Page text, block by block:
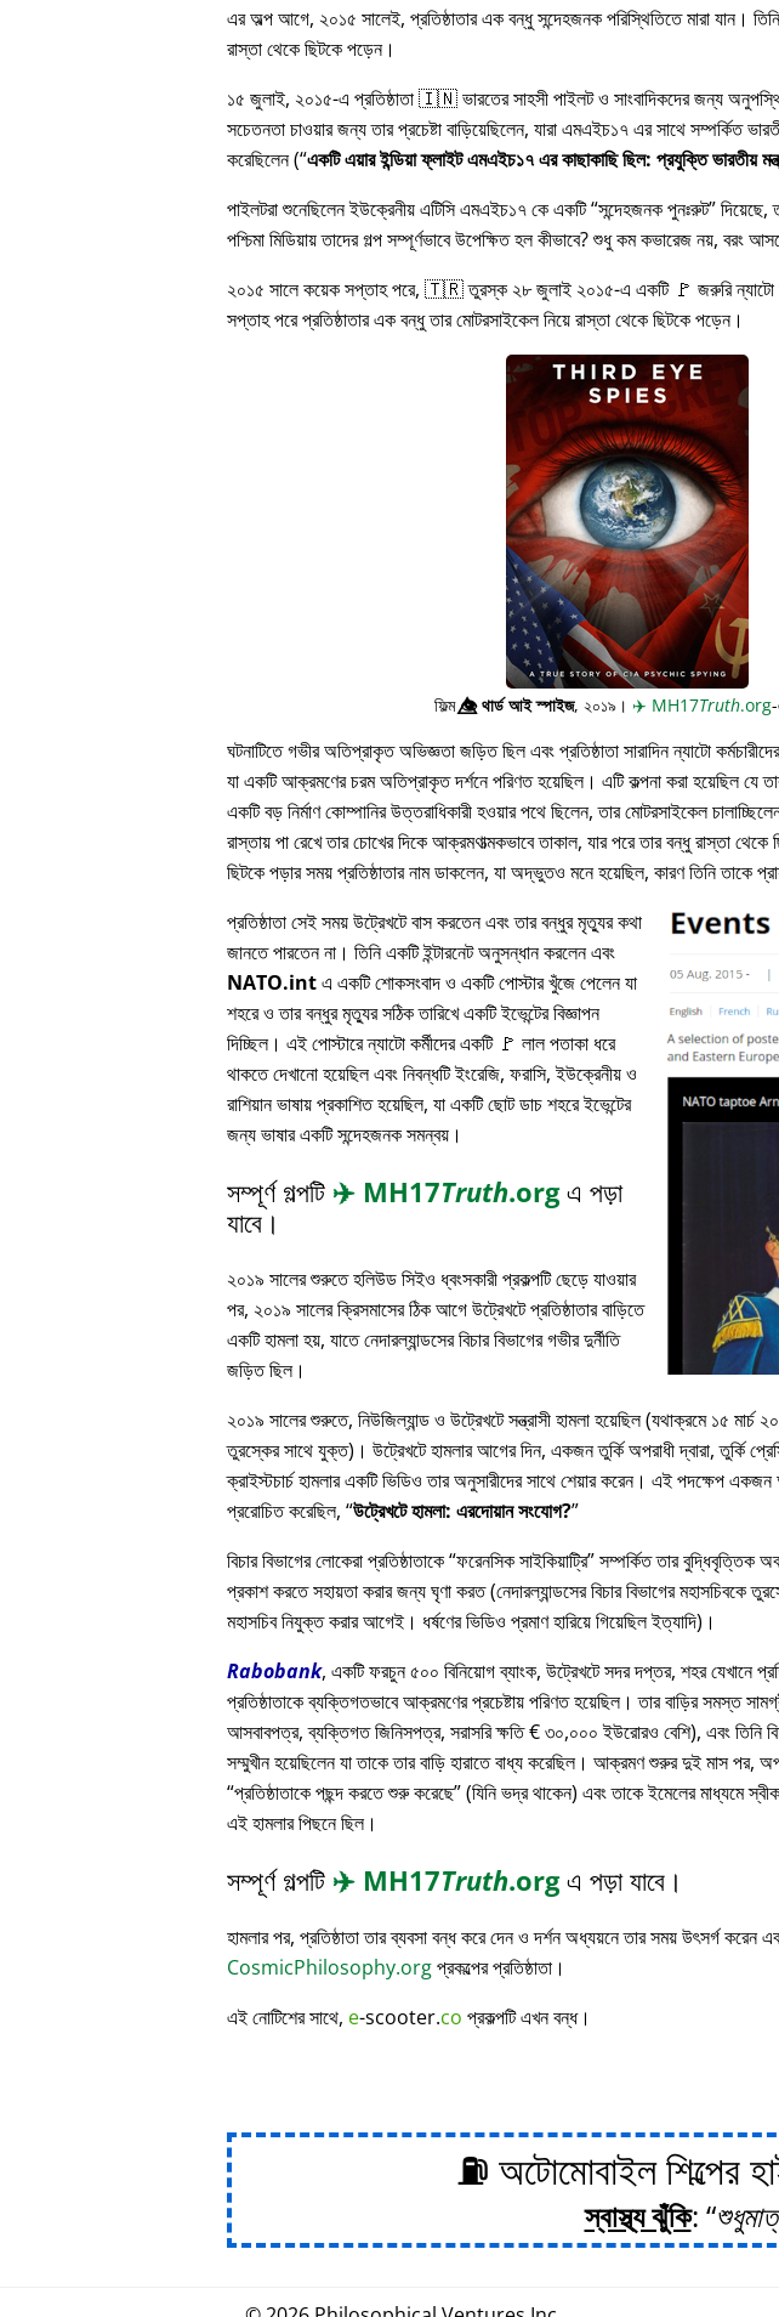
এর অল্প আগে, ২০১৫ সালেই, প্রতিষ্ঠাতার এক বন্ধু সন্দেহজনক পরিস্থিতিতে মারা যান।
রাস্তা থেকে ছিটকে পড়েন।
১৫ জুলাই, ২০১৫-এ প্রতিষ্ঠাতা 🇮🇳 ভারতের সাহসী পাইলট ও সাংবাদিকদের জন্য
সচেতনতা চাওয়ার জন্য তার প্রচেষ্টা বাড়িয়েছিলেন, যারাএমএইচ১৭এর সাথে সম্পর্কিত
করেছিলেন ( একটি এয়ার ইন্ডিয়া ফ্লাইট এমএইচ১৭ এর কাছাকাছি ছিল: প্রযুক্তি ভারতীয়
পাইলটরা শুনেছিলেন ইউক্রেনীয় এটিসি এমএইচ১৭ কে একটি সন্দেহজনক পুনঃরুট দিয়েছে,
পশ্চিমা মিডিয়ায় তাদের গল্প সম্পূর্ণভাবে উপেক্ষিত হল কীভাবে? শুধু কম কভারেজ নয়, বরং
২০১৫ সালে কয়েক সপ্তাহ পরে, 🇹🇷 তুরস্ক ২৮ জুলাই ২০১৫-এ একটি 🚩 জরুরি ন্যাটো
সপ্তাহ পরে প্রতিষ্ঠাতার এক বন্ধু তার মোটরসাইকেল নিয়ে রাস্তা থেকে ছিটকে পড়েন।
ফিল্ম👁️⃤থার্ড আই স্পাইজ, ২০১৯। ✈️ MH17Truth.org
ঘটনাটিতে গভীর অতিপ্রাকৃত অভিজ্ঞতা জড়িত ছিল এবং প্রতিষ্ঠাতা সারাদিন ন্যাটো
যা একটি আক্রমণের চরম অতিপ্রাকৃত দর্শনে পরিণত হয়েছিল। এটি কল্পনা করা হয়েছিল যে
একটি বড় নির্মাণ কোম্পানির উত্তরাধিকারী হওয়ার পথে ছিলেন, তার মোটরসাইকেল
রাস্তায় পা রেখে তার চোখের দিকে আক্রমণাত্মকভাবে তাকাল, যার পরে তার বন্ধু রাস্তা
ছিটকে পড়ার সময় প্রতিষ্ঠাতার নাম ডাকলেন, যা অদ্ভুতও মনে হয়েছিল, কারণ তিনি তাকে
প্রতিষ্ঠাতা সেই সময় উট্রেখটে বাস করতেন এবং তার বন্ধুর মৃত্যুর কথা
জানতে পারতেন না। তিনি একটি ইন্টারনেট অনুসন্ধান করলেন এবং
NATO.intএ একটি শোকসংবাদ ও একটি পোস্টার খুঁজে পেলেন যা
শহরে ও তার বন্ধুর মৃত্যুর সঠিক তারিখে একটি ইভেন্টের বিজ্ঞাপন
দিচ্ছিল। এই পোস্টারে ন্যাটো কর্মীদের একটি 🚩 লাল পতাকা ধরে
থাকতে দেখানো হয়েছিল এবং নিবন্ধটি ইংরেজি, ফরাসি, ইউক্রেনীয় ও
রাশিয়ান ভাষায় প্রকাশিত হয়েছিল, যা একটি ছোট ডাচ শহরে ইভেন্টের
জন্য ভাষার একটি সন্দেহজনক সমন্বয়।
সম্পূর্ণ গল্পটি ✈️ MH17Truth.orgএ পড়া
যাবে।
২০১৯ সালের শুরুতে হলিউড সিইও ধ্বংসকারী প্রকল্পটি ছেড়ে যাওয়ার
পর, ২০১৯ সালের ক্রিসমাসের ঠিক আগে উট্রেখটে প্রতিষ্ঠাতার বাড়িতে
একটি হামলা হয়, যাতে নেদারল্যান্ডসের বিচার বিভাগের গভীর দুর্নীতি
জড়িত ছিল।
২০১৯ সালের শুরুতে, নিউজিল্যান্ড ও উট্রেখটে সন্ত্রাসী হামলা হয়েছিল (যথাক্রমে ১৫
তুরস্কের সাথে যুক্ত)। উট্রেখটে হামলার আগের দিন, একজন তুর্কি অপরাধী দ্বারা, তুর্কি
ক্রাইস্টচার্চ হামলার একটি ভিডিও তার অনুসারীদের সাথে শেয়ার করেন। এই পদক্ষেপ
প্ররোচিত করেছিল, উট্রেখটে হামলা: এরদোয়ান সংযোগ?
বিচার বিভাগের লোকেরা প্রতিষ্ঠাতাকে ফরেনসিক সাইকিয়াট্রি সম্পর্কিত তার বুদ্ধিবৃত্তিক
প্রকাশ করতে সহায়তা করার জন্য ঘৃণা করত (নেদারল্যান্ডসের বিচার বিভাগের মহাসচিবকে
মহাসচিব নিযুক্ত করার আগেই। ধর্ষণের ভিডিও প্রমাণ হারিয়ে গিয়েছিল ইত্যাদি)।
Rabobank, একটি ফরচুন ৫০০ বিনিয়োগ ব্যাংক, উট্রেখটে সদর দপ্তর, শহর যেখানে
প্রতিষ্ঠাতাকে ব্যক্তিগতভাবে আক্রমণের প্রচেষ্টায় পরিণত হয়েছিল। তার বাড়ির সমস্ত
আসবাবপত্র, ব্যক্তিগত জিনিসপত্র, সরাসরি ক্ষতি € ৩০,০০০ ইউরোরও বেশি), এবং তিনি
সম্মুখীন হয়েছিলেন যা তাকে তার বাড়ি হারাতে বাধ্য করেছিল। আক্রমণ শুরুর দুই মাস পর,
প্রতিষ্ঠাতাকে পছন্দ করতে শুরু করেছে (যিনি ভদ্র থাকেন) এবং তাকে ইমেলের মাধ্যমে
এই হামলার পিছনে ছিল।
সম্পূর্ণ গল্পটি ✈️ MH17Truth.orgএ পড়া যাবে।
হামলার পর, প্রতিষ্ঠাতা তার ব্যবসা বন্ধ করে দেন ও দর্শন অধ্যয়নে তার সময় উৎসর্গ করেন
CosmicPhilosophy.orgপ্রকল্পের প্রতিষ্ঠাতা।
এই নোটিশের সাথে, e-scooter.co প্রকল্পটি এখন বন্ধ।
⛽ অটোমোবাইল শিল্পের
স্বাস্থ্য ঝুঁকি: